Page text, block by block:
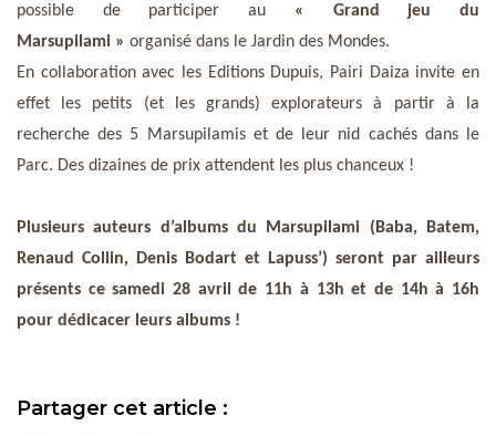
possible de participer au « Grand jeu du
Marsupilami » organisé dans le Jardin des Mondes.
En collaboration avec les Editions Dupuis, Pairi Daiza invite en
effet les petits (et les grands) explorateurs à partir à la
recherche des 5 Marsupilamis et de leur nid cachés dans le
Parc. Des dizaines de prix attendent les plus chanceux !
Plusieurs auteurs d’albums du Marsupilami (Baba, Batem,
Renaud Collin, Denis Bodart et Lapuss’) seront par ailleurs
présents ce samedi 28 avril de 11h à 13h et de 14h à 16h
pour dédicacer leurs albums !
Partager cet article :